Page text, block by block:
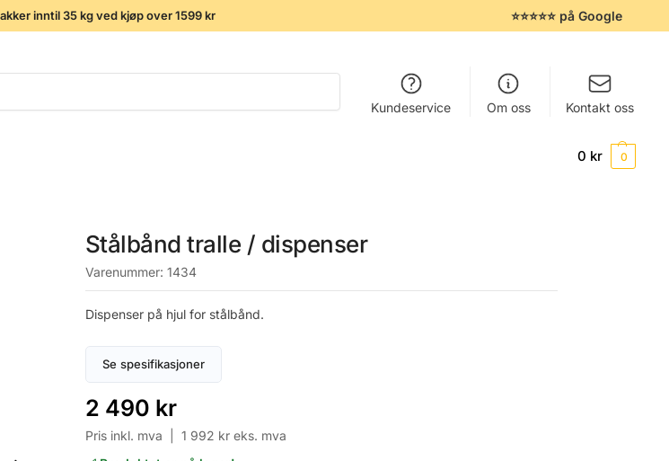
inntil 35 kg ved kjøp over 1599 kr ⭐⭐⭐⭐⭐ på Google
Kundeservice Om oss Kontakt oss
0 kr 0
Stålbånd tralle / dispenser
Varenummer: 1434
Dispenser på hjul for stålbånd.
Se spesifikasjoner
2 490 kr
Pris inkl. mva | 1 992 kreks. mva